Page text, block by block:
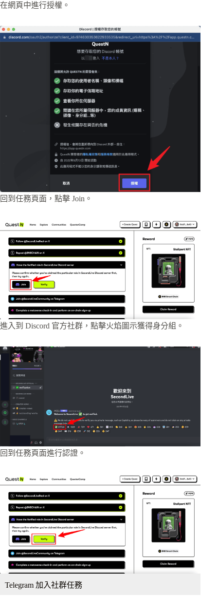
在網頁中進行授權。
回到任務頁面，點擊 Join。
進入到 Discord 官方社群，點擊火焰圖示獲得身分組。
回到任務頁面進行認證。
Telegram 加入社群任務